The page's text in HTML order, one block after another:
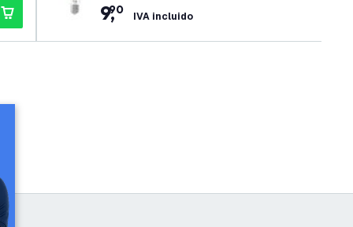
9,
90 IVA incluido